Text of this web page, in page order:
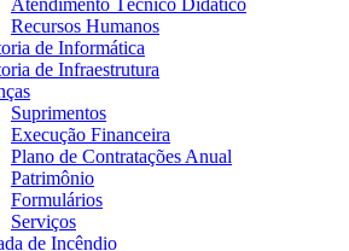
Atendimento Técnico Didático
Recursos Humanos
de Informática
de Infraestrutura
Suprimentos
Execução Financeira
Plano de Contratações Anual
Patrimônio
Formulários
Serviços
de Incêndio